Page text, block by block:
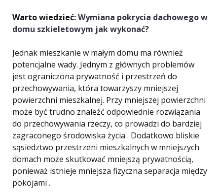
Warto wiedzieć:Wymiana pokrycia dachowego w
domu szkieletowym jak wykonać?
Jednak mieszkanie w małym domu ma również
potencjalne wady. Jednym z głównych problemów
jest ograniczona prywatność i przestrzeń do
przechowywania, która towarzyszy mniejszej
powierzchni mieszkalnej. Przy mniejszej powierzchni
może być trudno znaleźć odpowiednie rozwiązania
do przechowywania rzeczy, co prowadzi do bardziej
zagraconego środowiska życia . Dodatkowo bliskie
sąsiedztwo przestrzeni mieszkalnych w mniejszych
domach może skutkować mniejszą prywatnością,
ponieważ istnieje mniejsza fizyczna separacja między
pokojami .